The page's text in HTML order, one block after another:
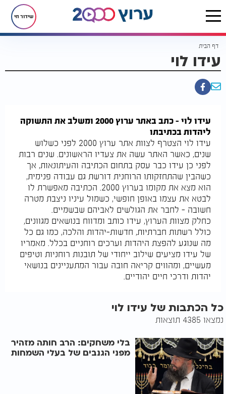
שידור חי
דף הבית
עידו לוי
עידו לוי – כתב באתר ערוץ 2000 ומשלב את התשוקה
ליהדות בכתיבתו
עידו לוי הצטרף לצוות אתר ערוץ 2000 לפני כשלוש
שנים, כאשר האתר עשה את צעדיו הראשונים. שנים רבות
לפני כן עידו כבר עסק בתחום הכתיבה והעיתונאות, אך
כשהבין שהתחזקותו הרוחנית דורשת גם עבודה פנימית,
הוא מצא את מקומו בערוץ 2000. הכתיבה מאפשרת לו
לבטא את עצמו באופן חופשי, כשמול עיניו ניצבת מטרה
חשובה – לחבר את הגולשים לאביהם שבשמיים.
כחלק מצוות הערוץ, עידו כותב ומדווח בנושאים מגוונים,
כולל רשתות חברתיות, חדשות-יהדות והלכה, כמו גם כל
מה שנוגע להפצת היהדות וערכים רוחניים בכלל. מאמריו
של עידו מציעים שילוב ייחודי של תובנות רוחניות וטיפים
מעשיים, ומהווים קריאה חובה עבור המתעניינים בנושאי
יהדות ודרכי חיים יהודיים.
כל הכתבות של עידו לוי
נמצאו 4385 תוצאות
בלי משחקים: הרב חותה מזהיר
מפני הגנבים של בעלי השמחות